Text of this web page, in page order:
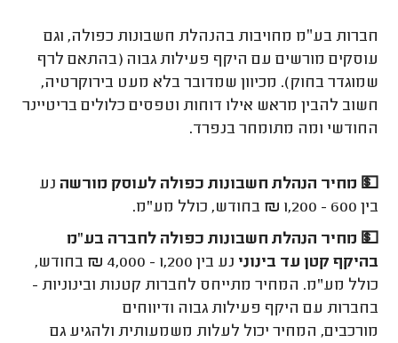
חברות בע״מ מחויבות בהנהלת חשבונות כפולה, וגם
עוסקים מורשים עם היקף פעילות גבוה (בהתאם לרף
שמוגדר בחוק). מכיוון שמדובר בלא מעט בירוקרטיה,
חשוב להבין מראש אילו דוחות וטפסים כלולים בריטיינר
החודשי ומה מתומחר בנפרד.
💵 מחיר הנהלת חשבונות כפולה לעוסק מורשה נע
בין 600 - 1,200
₪ בחודש, כולל מע"מ.
💵 מחיר הנהלת חשבונות כפולה לחברה בע"מ
בהיקף קטן עד בינוני נע בין 1,200 - 4,000 ₪ בחודש,
כולל מע"מ. המחיר מתייחס לחברות קטנות ובינוניות -
בחברות עם היקף פעילות גבוה ודיווחים
מורכבים, המחיר יכול לעלות משמעותית ולהגיע גם